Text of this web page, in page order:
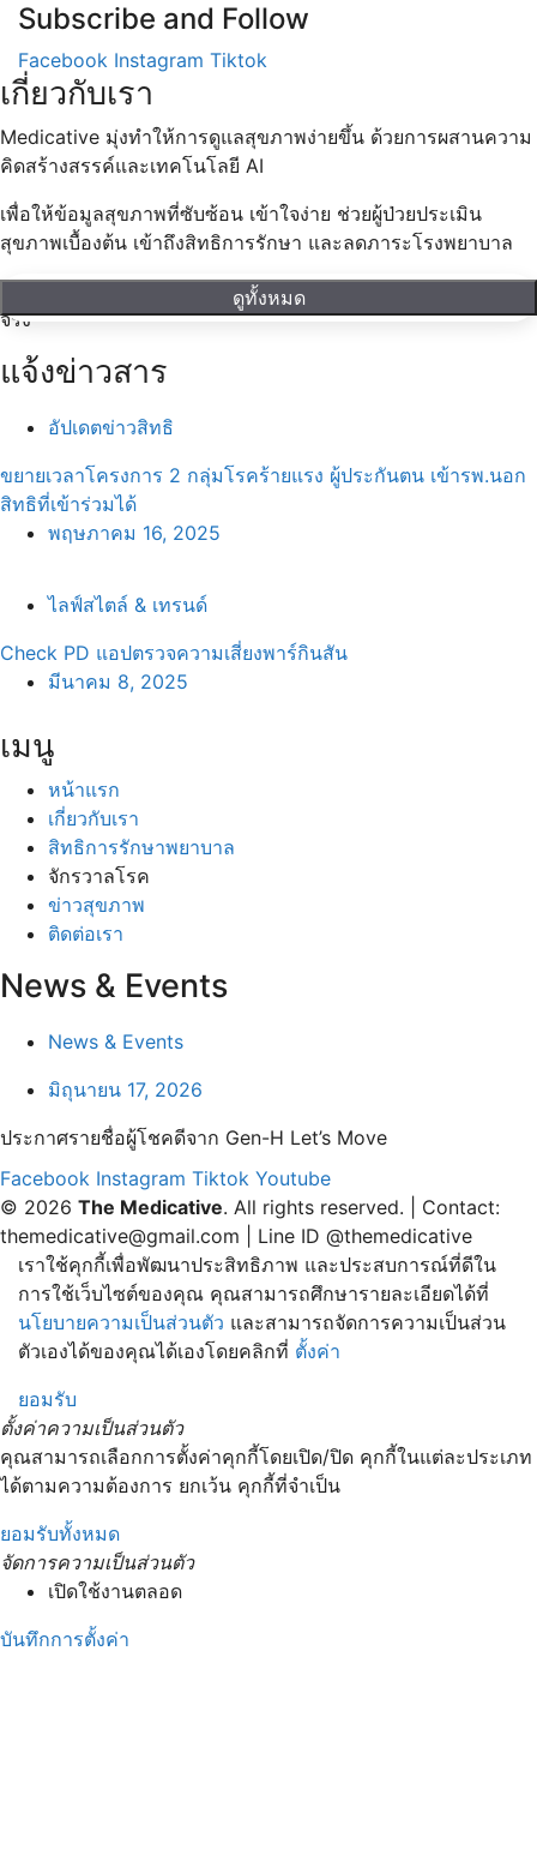
ดูทั้งหมด
Subscribe and Follow
Facebook Instagram Tiktok
เกี่ยวกับเรา
Medicative มุ่งทำให้การดูแลสุขภาพง่ายขึ้น ด้วยการผสานความ
คิดสร้างสรรค์และเทคโนโลยี AI
เพื่อให้ข้อมูลสุขภาพที่ซับซ้อน เข้าใจง่าย ช่วยผู้ป่วยประเมิน
สุขภาพเบื้องต้น เข้าถึงสิทธิการรักษา และลดภาระโรงพยาบาล
เราเชื่อว่าทุกคนควรเข้าถึงความรู้สุขภาพได้ง่ายและนำไปใช้ได้
จริง
แจ้งข่าวสาร
อัปเดตข่าวสิทธิ
ขยายเวลาโครงการ 2 กลุ่มโรคร้ายแรง ผู้ประกันตน เข้ารพ.นอก
สิทธิที่เข้าร่วมได้
พฤษภาคม 16, 2025
ไลฟ์สไตล์ & เทรนด์
Check PD แอปตรวจความเสี่ยงพาร์กินสัน
มีนาคม 8, 2025
เมนู
หน้าแรก
เกี่ยวกับเรา
สิทธิการรักษาพยาบาล
จักรวาลโรค
ข่าวสุขภาพ
ติดต่อเรา
News & Events
News & Events
มิถุนายน 17, 2026
ประกาศรายชื่อผู้โชคดีจาก Gen-H Let’s Move
Facebook Instagram Tiktok Youtube
© 2026 The Medicative. All rights reserved. | Contact:
themedicative@gmail.com | Line ID @themedicative
เราใช้คุกกี้เพื่อพัฒนาประสิทธิภาพ และประสบการณ์ที่ดีใน
การใช้เว็บไซต์ของคุณ คุณสามารถศึกษารายละเอียดได้ที่
นโยบายความเป็นส่วนตัว และสามารถจัดการความเป็นส่วน
ตัวเองได้ของคุณได้เองโดยคลิกที่ ตั้งค่า
ยอมรับ
ตั้งค่าความเป็นส่วนตัว
คุณสามารถเลือกการตั้งค่าคุกกี้โดยเปิด/ปิด คุกกี้ในแต่ละประเภท
ได้ตามความต้องการ ยกเว้น คุกกี้ที่จำเป็น
ยอมรับทั้งหมด
จัดการความเป็นส่วนตัว
เปิดใช้งานตลอด
บันทึกการตั้งค่า